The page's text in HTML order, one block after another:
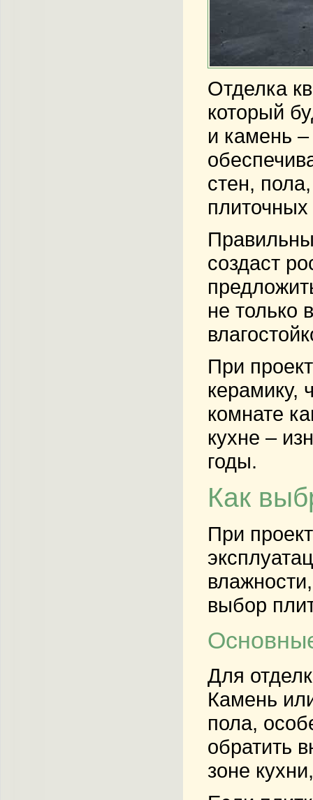
Отделка
который
и камень
стен,
плиточных
создаст
не только
При
керамику,
комнате
кухне –
годы.
Как
При
выбор
Для
Камень
пола,
обратить
зоне